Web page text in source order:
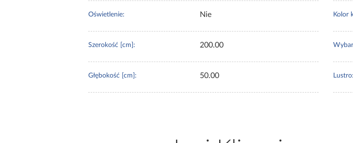
Oświetlenie: Nie
Szerokość [cm]: 200.00
Głębokość [cm]: 50.00
Kolor
Lustro: